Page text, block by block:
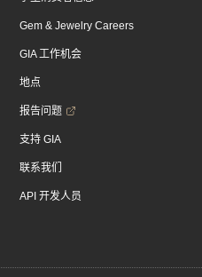
Gem & Jewelry Careers
GIA 工作机会
地点
报告问题
支持 GIA
联系我们
API 开发人员